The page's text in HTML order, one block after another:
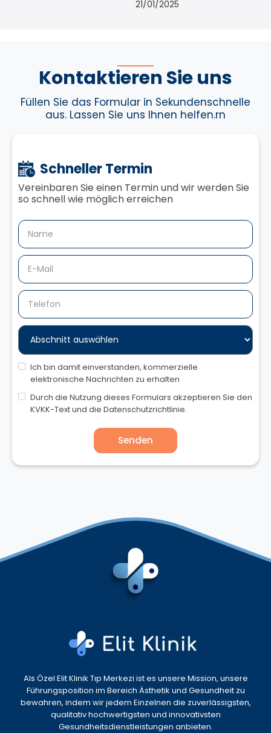
21/01/2025
Kontaktieren Sie uns
Füllen Sie das Formular in Sekundenschnelle
aus. Lassen Sie uns Ihnen helfen.rn
Schneller Termin
Vereinbaren Sie einen Termin und wir werden Sie
so schnell wie möglich erreichen
Ich bin damit einverstanden, kommerzielle
elektronische Nachrichten zu erhalten
Durch die Nutzung dieses Formulars akzeptieren Sie den
KVKK-Text und die Datenschutzrichtlinie.
Als Özel Elit Klinik Tıp Merkezi ist es unsere Mission, unsere
Führungsposition im Bereich Ästhetik und Gesundheit zu
bewahren, indem wir jedem Einzelnen die zuverlässigsten,
qualitativ hochwertigsten und innovativsten
Gesundheitsdienstleistungen anbieten.